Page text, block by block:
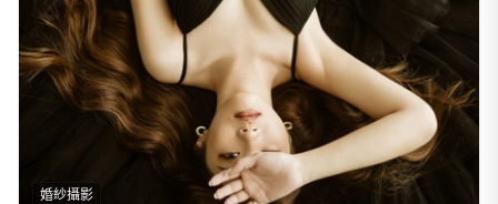
婚紗攝影